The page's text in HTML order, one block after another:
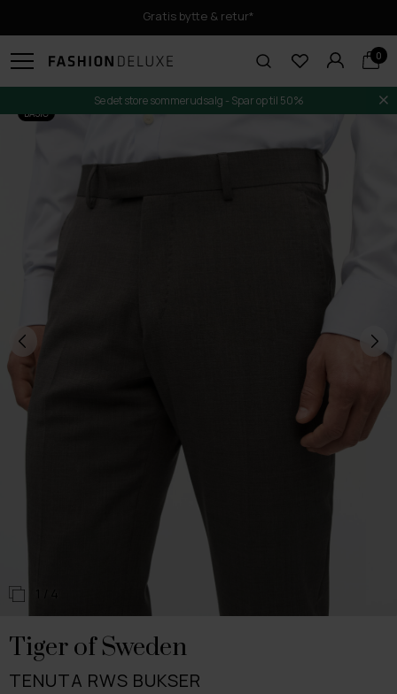
Gratis bytte & retur*
0
Se det store sommerudsalg - Spar op til 50%
BASIC
Tiger of Sweden
TENUTA RWS BUKSER